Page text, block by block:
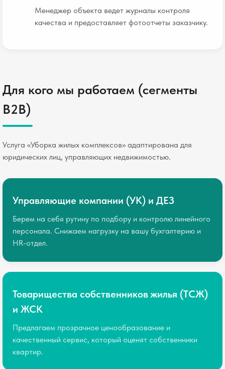
Менеджер объекта ведет журналы контроля
качества и предоставляет фотоотчеты заказчику.
Для кого мы работаем (сегменты
B2B)
Услуга «Уборка жилых комплексов» адаптирована для
юридических лиц, управляющих недвижимостью.
Управляющие компании (УК) и ДЕЗ
Берем на себя рутину по подбору и контролю линейного
персонала. Снижаем нагрузку на вашу бухгалтерию и
HR-отдел.
Товарищества собственников жилья (ТСЖ)
и ЖСК
Предлагаем прозрачное ценообразование и
качественный сервис, который оценят собственники
квартир.